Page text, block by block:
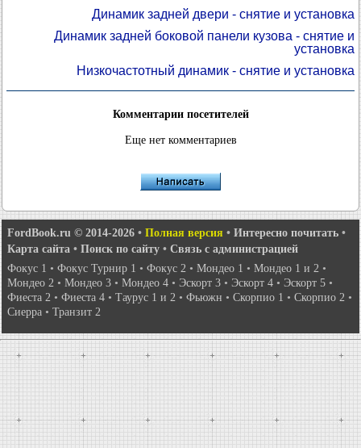
Динамик задней двери - снятие и установка
Динамик задней боковой панели кузова - снятие и
установка
Низкочастотный динамик - снятие и установка
Комментарии посетителей
Еще нет комментариев
FordBook.ru © 2014-2026 • Полная версия • Интересно почитать •
Карта сайта • Поиск по сайту • Связь с администрацией
Фокус 1 • Фокус Турнир 1 • Фокус 2 • Мондео 1 • Мондео 1 и 2 •
Мондео 2 • Мондео 3 • Мондео 4 • Эскорт 3 • Эскорт 4 • Эскорт 5 •
Фиеста 2 • Фиеста 4 • Таурус 1 и 2 • Фьюжн • Скорпио 1 • Скорпио 2 •
Сиерра • Транзит 2